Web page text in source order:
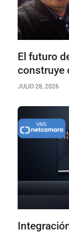
El futuro
construye
JULIO 28, 2026